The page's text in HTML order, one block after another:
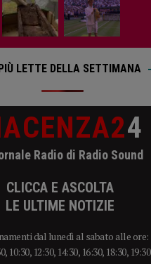
LETTE DELLA SETTIMANA
4
Radio di Radio Sound
CLICCA E ASCOLTA
LE ULTIME NOTIZIE
dal lunedì al sabato alle ore:
10:30, 12:30, 14:30, 16:30, 18:30, 19:30